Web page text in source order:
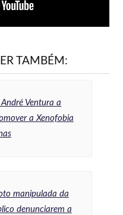
TAMBÉM:
Ventura a
a Xenofobia
manipulada da
denunciarem a